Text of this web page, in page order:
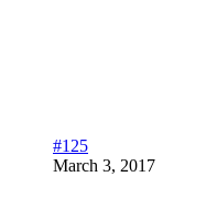
#125
March 3, 2017